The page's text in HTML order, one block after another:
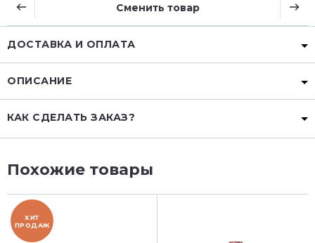
Сменить товар
ДОСТАВКА И ОПЛАТА
ОПИСАНИЕ
КАК СДЕЛАТЬ ЗАКАЗ?
Похожие товары
ХИТ
ПРОДАЖ